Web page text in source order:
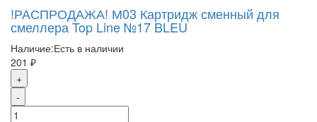
!РАСПРОДАЖА! М03 Картридж сменный для
смеллера Top Line №17 BLEU
Наличие:Есть в наличии
201 ₽
+
-